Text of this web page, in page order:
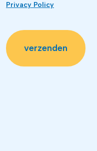
Privacy Policy
verzenden